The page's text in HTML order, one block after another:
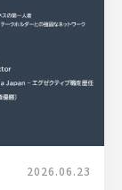
2026.06.23